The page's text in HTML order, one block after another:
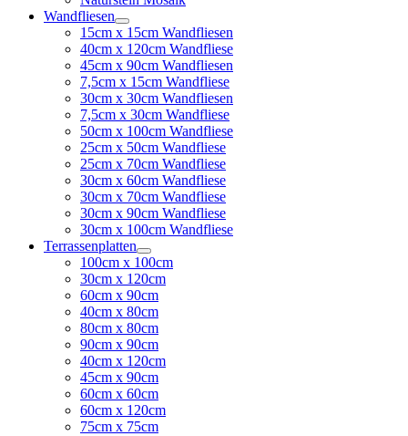
Wandfliesen
15cm x 15cm Wandfliesen
40cm x 120cm Wandfliese
45cm x 90cm Wandfliesen
7,5cm x 15cm Wandfliese
30cm x 30cm Wandfliesen
7,5cm x 30cm Wandfliese
50cm x 100cm Wandfliese
25cm x 50cm Wandfliese
25cm x 70cm Wandfliese
30cm x 60cm Wandfliese
30cm x 70cm Wandfliese
30cm x 90cm Wandfliese
30cm x 100cm Wandfliese
Terrassenplatten
100cm x 100cm
30cm x 120cm
60cm x 90cm
40cm x 80cm
80cm x 80cm
90cm x 90cm
40cm x 120cm
45cm x 90cm
60cm x 60cm
60cm x 120cm
75cm x 75cm